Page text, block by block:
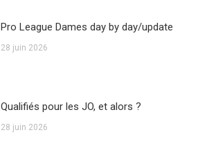
Pro League Dames day by day/update
28 juin 2026
Qualifiés pour les JO, et alors ?
28 juin 2026